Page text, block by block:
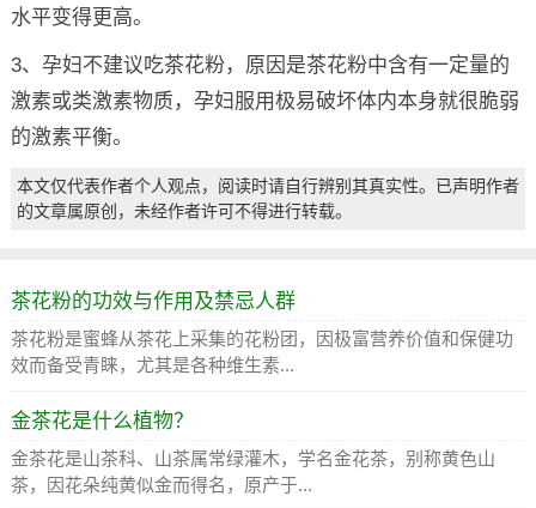
水平变得更高。
3、孕妇不建议吃茶花粉，原因是茶花粉中含有一定量的
激素或类激素物质，孕妇服用极易破坏体内本身就很脆弱
的激素平衡。
本文仅代表作者个人观点，阅读时请自行辨别其真实性。已声明作者
的文章属原创，未经作者许可不得进行转载。
茶花粉的功效与作用及禁忌人群
茶花粉是蜜蜂从茶花上采集的花粉团，因极富营养价值和保健功
效而备受青睐，尤其是各种维生素...
金茶花是什么植物？
金茶花是山茶科、山茶属常绿灌木，学名金花茶，别称黄色山
茶，因花朵纯黄似金而得名，原产于...